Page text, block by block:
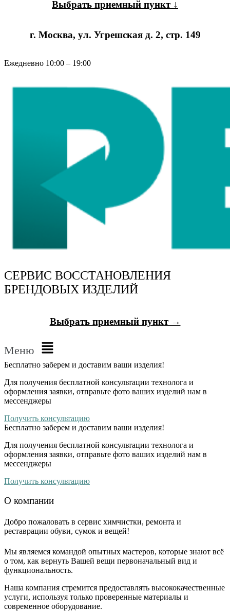
Выбрать приемный пункт ↓
г. Москва, ул. Угрешская д. 2, стр. 149
Ежедневно 10:00 – 19:00
СЕРВИС ВОССТАНОВЛЕНИЯ
БРЕНДОВЫХ ИЗДЕЛИЙ
Выбрать приемный пункт →
Меню
Бесплатно заберем и доставим ваши изделия!
Для получения бесплатной консультации технолога и
оформления заявки, отправьте фото ваших изделий нам в
мессенджеры
Получить консультацию
Бесплатно заберем и доставим ваши изделия!
Для получения бесплатной консультации технолога и
оформления заявки, отправьте фото ваших изделий нам в
мессенджеры
Получить консультацию
О компании
Добро пожаловать в сервис химчистки, ремонта и
реставрации обуви, сумок и вещей!
Мы являемся командой опытных мастеров, которые знают всё
о том, как вернуть Вашей вещи первоначальный вид и
функциональность.
Наша компания стремится предоставлять высококачественные
услуги, используя только проверенные материалы и
современное оборудование.